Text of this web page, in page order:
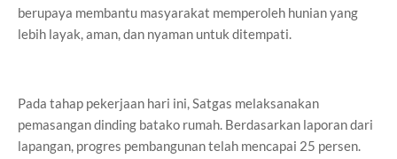
berupaya membantu masyarakat memperoleh hunian yang
lebih layak, aman, dan nyaman untuk ditempati.
Pada tahap pekerjaan hari ini, Satgas melaksanakan
pemasangan dinding batako rumah. Berdasarkan laporan dari
lapangan, progres pembangunan telah mencapai 25 persen.